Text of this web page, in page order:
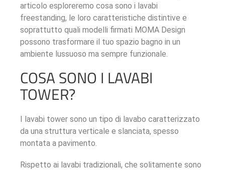
articolo esploreremo cosa sono i lavabi
freestanding, le loro caratteristiche distintive e
soprattutto quali modelli firmati MOMA Design
possono trasformare il tuo spazio bagno in un
ambiente lussuoso ma sempre funzionale.
COSA SONO I LAVABI
TOWER?
I lavabi tower sono un tipo di lavabo caratterizzato
da una struttura verticale e slanciata, spesso
montata a pavimento.
Rispetto ai lavabi tradizionali, che solitamente sono